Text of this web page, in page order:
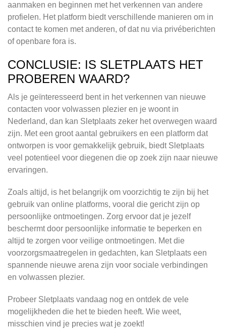
aanmaken en beginnen met het verkennen van andere
profielen. Het platform biedt verschillende manieren om in
contact te komen met anderen, of dat nu via privéberichten
of openbare fora is.
CONCLUSIE: IS SLETPLAATS HET
PROBEREN WAARD?
Als je geïnteresseerd bent in het verkennen van nieuwe
contacten voor volwassen plezier en je woont in
Nederland, dan kan Sletplaats zeker het overwegen waard
zijn. Met een groot aantal gebruikers en een platform dat
ontworpen is voor gemakkelijk gebruik, biedt Sletplaats
veel potentieel voor diegenen die op zoek zijn naar nieuwe
ervaringen.
Zoals altijd, is het belangrijk om voorzichtig te zijn bij het
gebruik van online platforms, vooral die gericht zijn op
persoonlijke ontmoetingen. Zorg ervoor dat je jezelf
beschermt door persoonlijke informatie te beperken en
altijd te zorgen voor veilige ontmoetingen. Met die
voorzorgsmaatregelen in gedachten, kan Sletplaats een
spannende nieuwe arena zijn voor sociale verbindingen
en volwassen plezier.
Probeer Sletplaats vandaag nog en ontdek de vele
mogelijkheden die het te bieden heeft. Wie weet,
misschien vind je precies wat je zoekt!